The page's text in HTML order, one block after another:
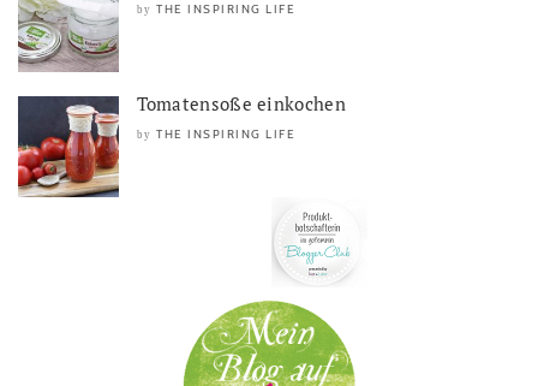
by THE INSPIRING LIFE
Tomatensoße einkochen
by THE INSPIRING LIFE